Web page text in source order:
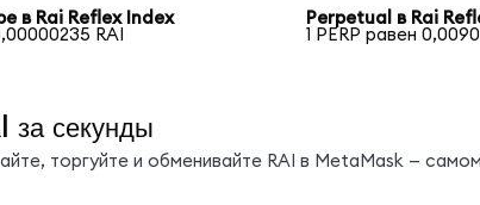
в Rai Reflex Index
RAI
Perpetual в Rai
1 PERP равен
за секунды
торгуйте и обменивайте RAI в MetaMask —